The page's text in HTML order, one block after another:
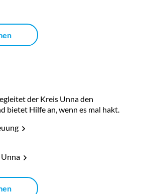
der Kreis Unna den
bietet Hilfe an, wenn es mal hakt.